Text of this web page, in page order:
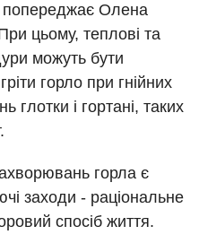
- попереджає Олена
цьому, теплові та
можуть бути
горло при гнійних
глотки і гортані, таких
горла є
заходи - раціональне
спосіб життя.